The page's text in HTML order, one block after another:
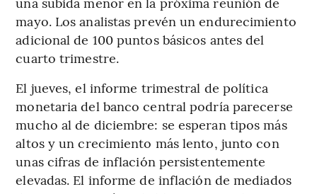
mayo. Los analistas prevén un endurecimiento
adicional de 100 puntos básicos antes del
cuarto trimestre.
El jueves, el informe trimestral de política
monetaria del banco central podría parecerse
mucho al de diciembre: se esperan tipos más
altos y un crecimiento más lento, junto con
unas cifras de inflación persistentemente
elevadas. El informe de inflación de mediados